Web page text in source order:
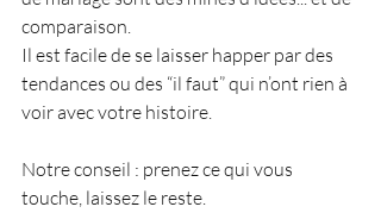
comparaison.
Il est facile de se laisser happer par des
tendances ou des “il faut” qui n’ont rien à
voir avec votre histoire.
Notre conseil : prenez ce qui vous
touche, laissez le reste.